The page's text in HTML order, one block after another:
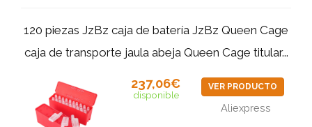
120 piezas JzBz caja de batería JzBz Queen Cage
caja de transporte jaula abeja Queen Cage titular...
237,06€
disponible
VER PRODUCTO
Aliexpress